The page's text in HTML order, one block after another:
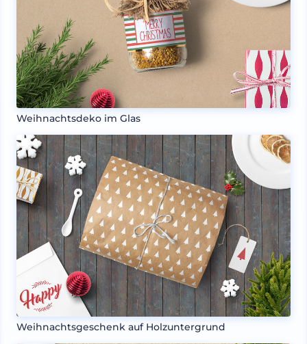
Weihnachtsdeko im Glas
Weihnachtsgeschenk auf Holzuntergrund